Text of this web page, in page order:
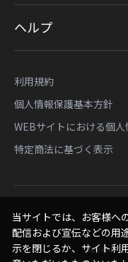
ヘルプ
利用規約
個人情報保護基本方針
WEBサイトにおける個
特定商法に基づく表示
Copyright ©
当サイトでは、お客様へ
配信および宣伝などの用
示を閉じるか、サイト利